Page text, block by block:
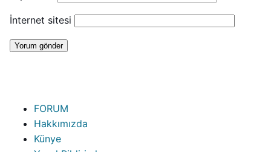
İnternet sitesi
FORUM
Hakkımızda
Künye